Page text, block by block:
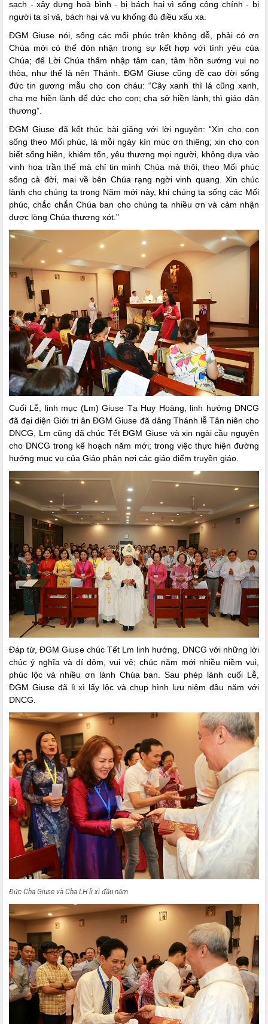
sạch - xây dựng hoà bình - bị bách hại vì sống công chính - bị
người ta sỉ vả, bách hại và vu khống đủ điều xấu xa.
ĐGM Giuse nói, sống các mối phúc trên không dễ, phải có ơn
Chúa mới có thể đón nhận trong sự kết hợp với tình yêu của
Chúa; để Lời Chúa thấm nhập tâm can, tâm hồn sướng vui no
thỏa, như thế là nên Thánh. ĐGM Giuse cũng đề cao đời sống
đức tin gương mẫu cho con cháu: “Cây xanh thì lá cũng xanh,
cha mẹ hiền lành để đức cho con; cha sở hiền lành, thì giáo dân
thương”.
ĐGM Giuse đã kết thúc bài giảng với lời nguyện: “Xin cho con
sống theo Mối phúc, là mỗi ngày kín múc ơn thiêng; xin cho con
biết sống hiền, khiêm tốn, yêu thương mọi người, không dựa vào
vinh hoa trần thế mà chỉ tin mình Chúa mà thôi, theo Mối phúc
sống cả đời, mai về bên Chúa rạng ngời vinh quang. Xin chúc
lành cho chúng ta trong Năm mới này, khi chúng ta sống các Mối
phúc, chắc chắn Chúa ban cho chúng ta nhiều ơn và cảm nhận
được lòng Chúa thương xót.”
Cuối Lễ, linh mục (Lm) Giuse Tạ Huy Hoàng, linh hướng DNCG
đã đại diện Giới tri ân ĐGM Giuse đã dâng Thánh lễ Tân niên cho
DNCG, Lm cũng đã chúc Tết ĐGM Giuse và xin ngài cầu nguyện
cho DNCG trong kế hoạch năm mới; trong việc thực hiện đường
hướng mục vụ của Giáo phận nơi các giáo điểm truyền giáo.
Đáp từ, ĐGM Giuse chúc Tết Lm linh hướng, DNCG với những lời
chúc ý nghĩa và dí dỏm, vui vẻ; chúc năm mới nhiều niềm vui,
phúc lộc và nhiều ơn lành Chúa ban. Sau phép lành cuối Lễ,
ĐGM Giuse đã lì xì lấy lộc và chụp hình lưu niệm đầu năm với
DNCG.
Đức Cha Giuse và Cha LH lì xì đầu năm